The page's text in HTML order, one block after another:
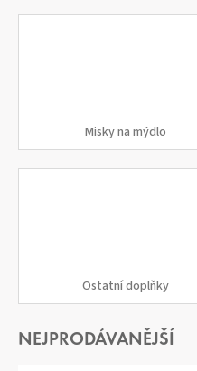
Misky na mýdlo
Ostatní doplňky
NEJPRODÁVANĚJŠÍ